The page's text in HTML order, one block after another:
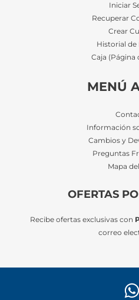
Iniciar
Recuperar
Crear
Historial de
Caja (Página
MENÚ
Información
Cambios y
Preguntas
Mapa
OFERTAS
Recibe ofertas exclusivas con
correo